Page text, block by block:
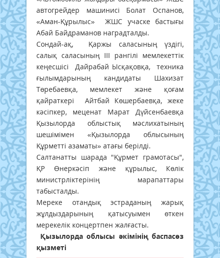
автогрейдер машинисі Болат Оспанов,
«Аман-Құрылыс» ЖШС учаске бастығы
Абай Байдраманов наградталды.
Сондай-ақ, Қаржы саласының үздігі,
салық саласының ІІІ рангілі мемлекеттік
кеңесшісі Дайрабай Ысқақовқа, техника
ғылымдарының кандидаты Шахизат
Төребаевқа, мемлекет және қоғам
қайраткері Айтбай Көшербаевқа, жеке
кәсіпкер, меценат Марат Дүйсенбаевқа
Қызылорда облыстық мәслихатының
шешімімен «Қызылорда облысының
Құрметті азаматы» атағы берілді.
Салтанатты шарада "Құрмет грамотасы",
ҚР Өнеркәсіп және құрылыс, Көлік
министрліктерінің марапаттары
табысталды.
Мереке отандық эстраданың жарық
жұлдыздарының қатысуымен өткен
мерекелік концертпен жалғасты.
Қызылорда облысы әкімінің баспасөз
қызметі